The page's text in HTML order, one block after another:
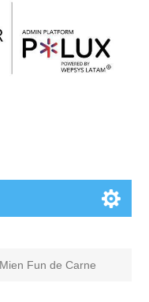
Fun de Carne